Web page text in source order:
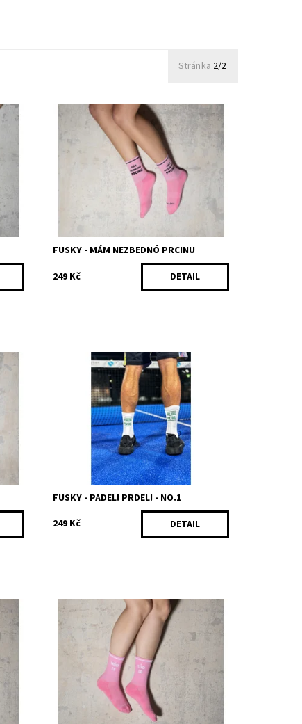
Stránka 2/2
Keď jsi fešná havaj a chceš, aby za tebó
borci ze Štatlu brósili dvojtý Salkowy.
Složení: 80% bavlna, 18% polyamid, 2%
elastan Made in ŠTATL
Skladem
223/35
FUSKY - MÁM NEZBEDNÓ PRCINU
249 Kč
DETAIL
to
Sport číslo jedna v těchto jáhrech co se
týče nových pinkačů - tak se kóké betelně
oháknout, ať neděláš na platze ostudu!
Složení: 80% bavlna, 18%...
Dostupnost:
Skladem
298/35
FUSKY - PADEL! PRDEL! - NO.1
249 Kč
DETAIL
to
Pokud na koc uvidíš na prvém zcuku tyto
betelný růžovky, tak pokud nési blbé jak
tágo, tak víš, že máš velmi brzy pali
domašov - protože je koc buď...
Dostupnost:
Skladem
253/35